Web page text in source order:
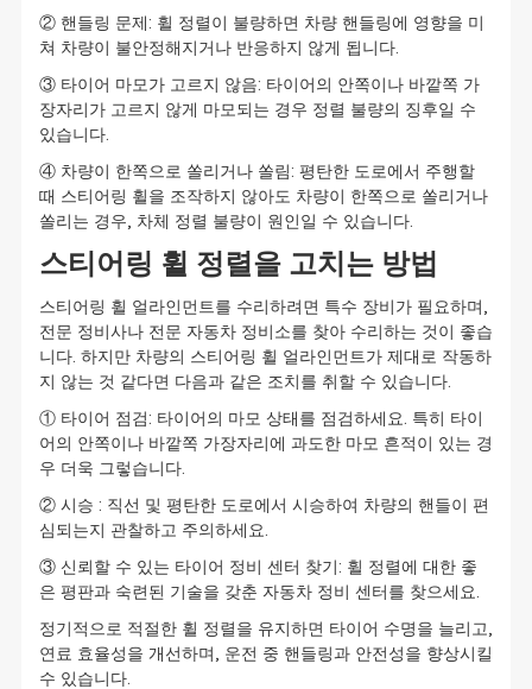
② 핸들링 문제: 휠 정렬이 불량하면 차량 핸들링에 영향을 미
쳐 차량이 불안정해지거나 반응하지 않게 됩니다.
③ 타이어 마모가 고르지 않음: 타이어의 안쪽이나 바깥쪽 가
장자리가 고르지 않게 마모되는 경우 정렬 불량의 징후일 수
있습니다.
④ 차량이 한쪽으로 쏠리거나 쏠림: 평탄한 도로에서 주행할
때 스티어링 휠을 조작하지 않아도 차량이 한쪽으로 쏠리거나
쏠리는 경우, 차체 정렬 불량이 원인일 수 있습니다.
스티어링 휠 정렬을 고치는 방법
스티어링 휠 얼라인먼트를 수리하려면 특수 장비가 필요하며,
전문 정비사나 전문 자동차 정비소를 찾아 수리하는 것이 좋습
니다. 하지만 차량의 스티어링 휠 얼라인먼트가 제대로 작동하
지 않는 것 같다면 다음과 같은 조치를 취할 수 있습니다.
① 타이어 점검: 타이어의 마모 상태를 점검하세요. 특히 타이
어의 안쪽이나 바깥쪽 가장자리에 과도한 마모 흔적이 있는 경
우 더욱 그렇습니다.
② 시승 : 직선 및 평탄한 도로에서 시승하여 차량의 핸들이 편
심되는지 관찰하고 주의하세요.
③ 신뢰할 수 있는 타이어 정비 센터 찾기: 휠 정렬에 대한 좋
은 평판과 숙련된 기술을 갖춘 자동차 정비 센터를 찾으세요.
정기적으로 적절한 휠 정렬을 유지하면 타이어 수명을 늘리고,
연료 효율성을 개선하며, 운전 중 핸들링과 안전성을 향상시킬
수 있습니다.